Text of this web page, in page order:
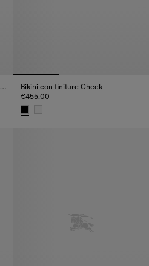
Camicia in cotone Check con vestibilità classica
vestibilità classica, €440.00
Bikini con finiture Check
€455.00